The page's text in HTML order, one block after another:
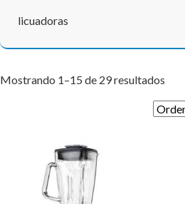
licuadoras
Mostrando 1–15 de 29 resultados